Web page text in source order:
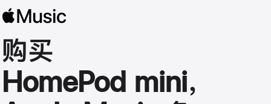
购买
HomePod mini，